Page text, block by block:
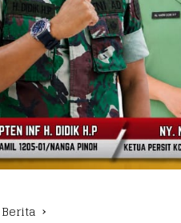
Berita